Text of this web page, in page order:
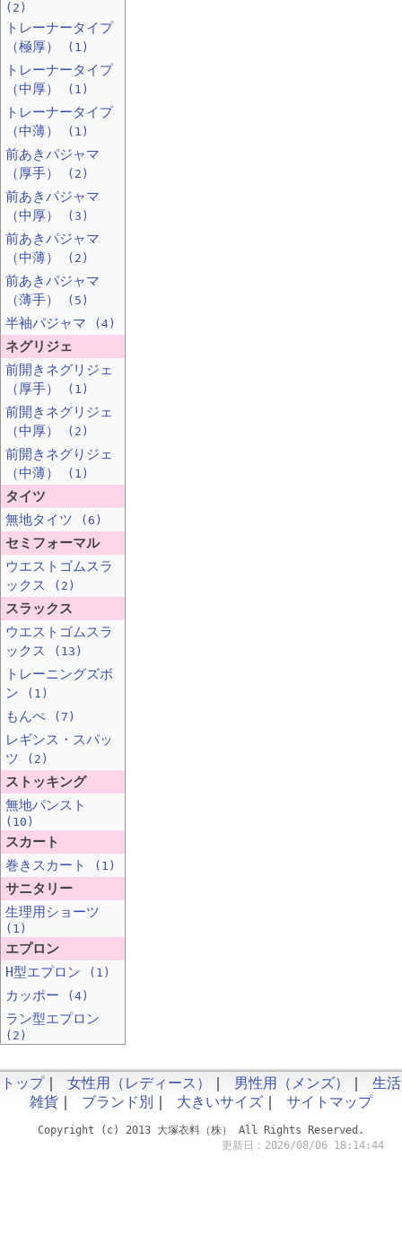
(2)
トレーナータイプ
（極厚）
(1)
トレーナータイプ
（中厚）
(1)
トレーナータイプ
（中薄）
(1)
前あきパジャマ
（厚手）
(2)
前あきパジャマ
（中厚）
(3)
前あきパジャマ
（中薄）
(2)
前あきパジャマ
（薄手）
(5)
半袖パジャマ (4)
ネグリジェ
前開きネグリジェ
（厚手）
(1)
前開きネグリジェ
（中厚）
(2)
前開きネグりジェ
（中薄）
(1)
タイツ
無地タイツ
(6)
セミフォーマル
ウエストゴムスラ
ックス
(2)
スラックス
ウエストゴムスラ
ックス
(13)
トレーニングズボ
ン
(1)
もんぺ (7)
レギンス・スパッ
ツ
(2)
ストッキング
無地パンスト
(10)
スカート
巻きスカート
(1)
サニタリー
生理用ショーツ
(1)
エプロン
H型エプロン
(1)
カッポー (4)
ラン型エプロン
(2)
トップ｜ 女性用（レディース） ｜ 男性用（メンズ） ｜ 生活
雑貨 ｜ ブランド別 ｜ 大きいサイズ ｜ サイトマップ
Copyright (c) 2013 大塚衣料（株） All Rights Reserved.
更新日：2026/08/06 18:14:44